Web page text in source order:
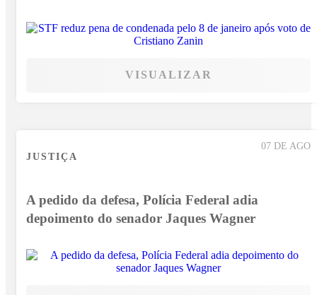
VISUALIZAR
07 DE AGO
JUSTIÇA
A pedido da defesa, Polícia Federal adia
depoimento do senador Jaques Wagner